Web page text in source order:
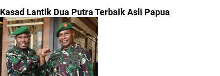
Kasad Lantik Dua Putra Terbaik Asli Papua